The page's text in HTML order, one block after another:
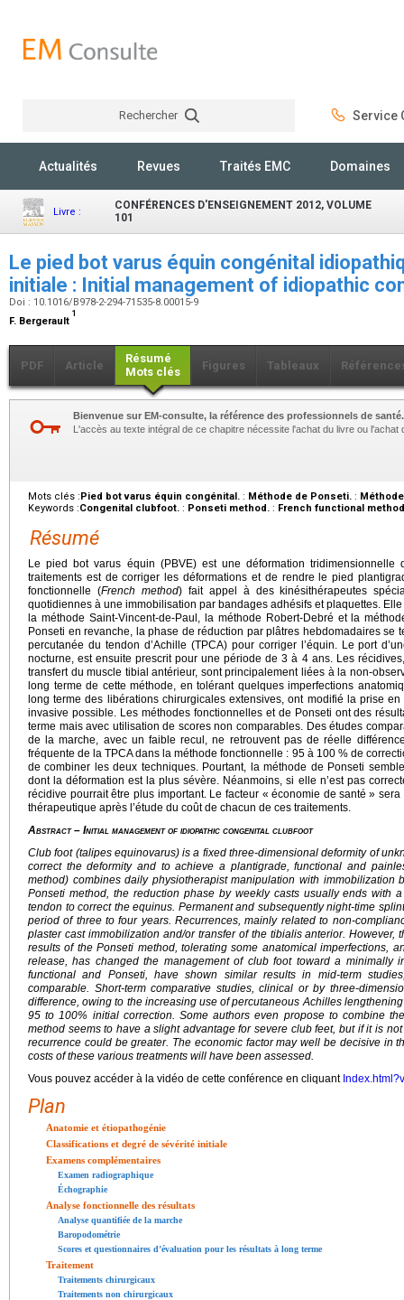
Rechercher Service
Actualités Revues Traités EMC Domaines
Livre :
CONFÉRENCES D'ENSEIGNEMENT 2012, VOLUME
101
Le pied bot varus équin congénital
initiale : Initial management of idiopathic
Doi : 10.1016/B978-2-294-71535-8.00015-9
F. Bergerault
1
PDF Article
Résumé
Mots clés
Figures Tableaux
Bienvenue sur EM-consulte, la référence des professionnels de santé.
L'accès au texte intégral de ce chapitre nécessite l'achat du livre ou l'achat
Mots clés :Pied bot varus équin congénital. : Méthode de Ponseti. :
Keywords :Congenital clubfoot. : Ponseti method. : French functional
Résumé
Le pied bot varus équin (PBVE) est une déformation tridimensionnelle
traitements est de corriger les déformations et de rendre le pied
fonctionnelle (French method) fait appel à des kinésithérapeutes
quotidiennes à une immobilisation par bandages adhésifs et plaquettes.
la méthode Saint-Vincent-de-Paul, la méthode Robert-Debré et la
Ponseti en revanche, la phase de réduction par plâtres hebdomadaires se
percutanée du tendon d’Achille (TPCA) pour corriger l’équin. Le port
nocturne, est ensuite prescrit pour une période de 3 à 4 ans. Les
transfert du muscle tibial antérieur, sont principalement liées à la non-
long terme de cette méthode, en tolérant quelques imperfections
long terme des libérations chirurgicales extensives, ont modifié la prise
invasive possible. Les méthodes fonctionnelles et de Ponseti ont des
terme mais avec utilisation de scores non comparables. Des études
de la marche, avec un faible recul, ne retrouvent pas de réelle
fréquente de la TPCA dans la méthode fonctionnelle : 95 à 100 % de
de combiner les deux techniques. Pourtant, la méthode de Ponseti
dont la déformation est la plus sévère. Néanmoins, si elle n’est pas
récidive pourrait être plus important. Le facteur « économie de santé » sera
thérapeutique après l’étude du coût de chacun de ces traitements.
Abstract– Initial management of idiopathic congenital clubfoot
Club foot (talipes equinovarus) is a fixed three-dimensional deformity of
correct the deformity and to achieve a plantigrade, functional and
method) combines daily physiotherapist manipulation with immobilization
Ponseti method, the reduction phase by weekly casts usually ends with
tendon to correct the equinus. Permanent and subsequently night-time
period of three to four years. Recurrences, mainly related to non-
plaster cast immobilization and/or transfer of the tibialis anterior. However,
results of the Ponseti method, tolerating some anatomical imperfections,
release, has changed the management of club foot toward a minimally
functional and Ponseti, have shown similar results in mid-term
comparable. Short-term comparative studies, clinical or by three-
difference, owing to the increasing use of percutaneous Achilles
95 to 100% initial correction. Some authors even propose to combine
method seems to have a slight advantage for severe club feet, but if it is
recurrence could be greater. The economic factor may well be decisive in
costs of these various treatments will have been assessed.
Vous pouvez accéder à la vidéo de cette conférence en cliquant
Plan
Anatomie et étiopathogénie
Classifications et degré de sévérité initiale
Examens complémentaires
Examen radiographique
Échographie
Analyse fonctionnelle des résultats
Analyse quantifiée de la marche
Baropodométrie
Scores et questionnaires d’évaluation pour les résultats à long terme
Traitement
Traitements chirurgicaux
Traitements non chirurgicaux